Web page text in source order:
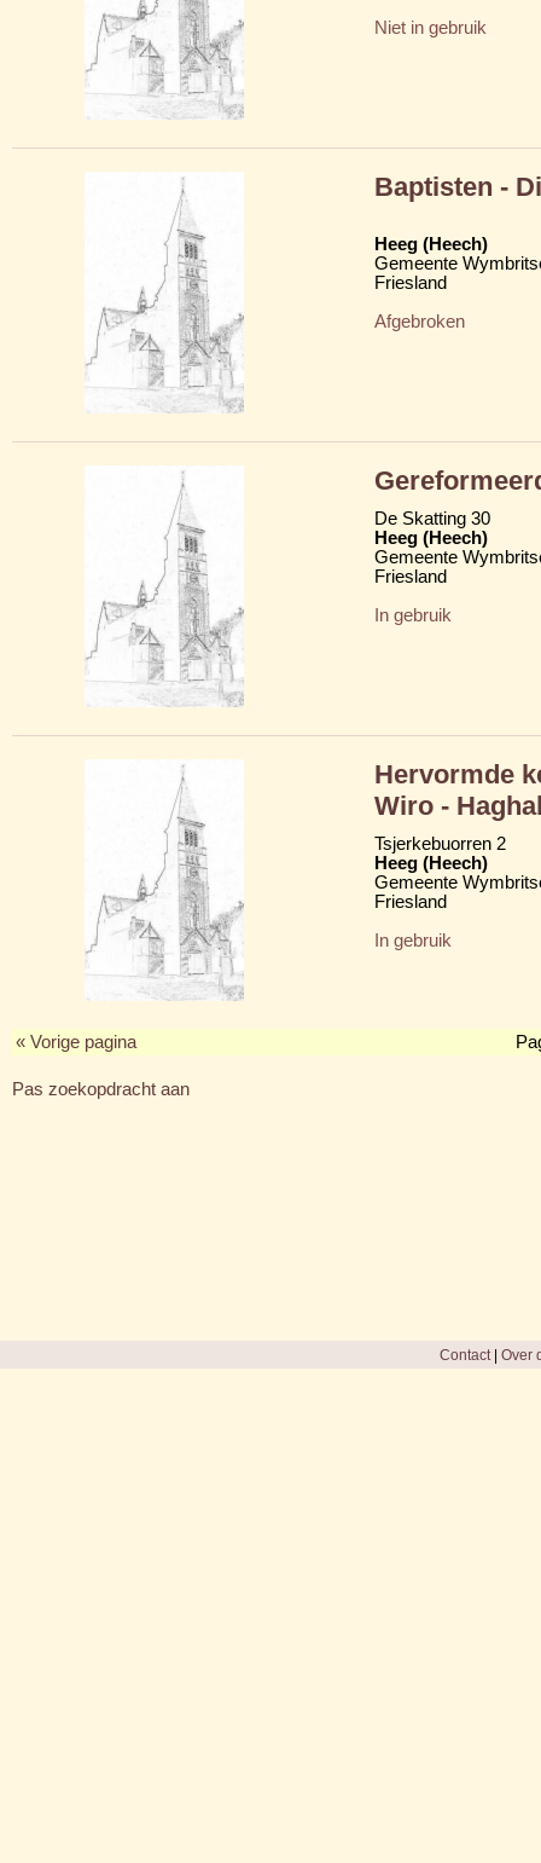
Niet in gebruik
Baptisten -
Heeg (Heech)
Gemeente
Friesland
Afgebroken
De Skatting 30
Heeg (Heech)
Gemeente
Friesland
In gebruik
Hervormde
Wiro -
Tsjerkebuorren 2
Heeg (Heech)
Gemeente
Friesland
In gebruik
« Vorige pagina
Pas zoekopdracht aan
Contact| Over